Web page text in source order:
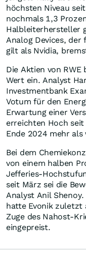
höchsten Niveau
nochmals 1,3
Halbleiterhersteller
Analog Devices,
gilt als Nvidia,
Die Aktien von
Wert ein. Analyst
Investmentbank
Votum für den
Erwartung einer
erreichten Hoch
Ende 2024 mehr
Bei dem
von einem halben
Jefferies-
seit März sei die
Analyst Anil
hatte Evonik zuletzt
Zuge des Nahost-
eingepreist.